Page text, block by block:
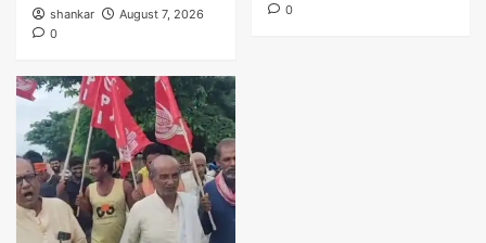
shankar
August 7, 2026
0
0